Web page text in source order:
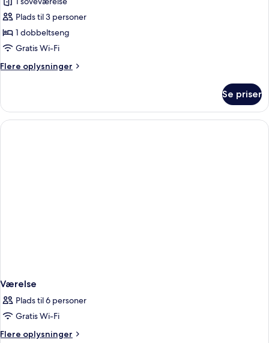
søudsigt
Deluxe-
værelse
med
dobbeltseng
eller
2
-
søudsigt
Plads til 3 personer
1 dobbeltseng
Gratis Wi-Fi
Flere oplysninger
Flere
værelse
med
dobbeltseng
Se priser
Værelse
Plads til 6 personer
Gratis Wi-Fi
Flere oplysninger
Flere